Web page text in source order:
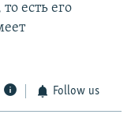
есть его
Follow us